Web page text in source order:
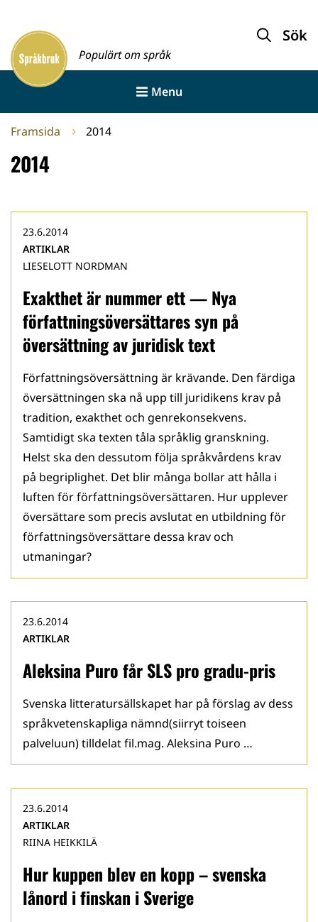
innehållet
Framsida
Populärt om språk
Sök
Menu
Framsida 2014
2014
Exakthet är nummer ett — Nya
författningsöversättares syn på
översättning av juridisk text
23.6.2014
ARTIKLAR
LIESELOTT NORDMAN
Författningsöversättning är krävande. Den färdiga
översättningen ska nå upp till juridikens krav på
tradition, exakthet och genrekonsekvens.
Samtidigt ska texten tåla språklig granskning.
Helst ska den dessutom följa språkvårdens krav
på begriplighet. Det blir många bollar att hålla i
luften för författningsöversättaren. Hur upplever
översättare som precis avslutat en utbildning för
författningsöversättare dessa krav och
utmaningar?
Aleksina Puro får SLS pro gradu-pris
23.6.2014
ARTIKLAR
Svenska litteratursällskapet har på förslag av dess
språkvetenskapliga nämnd(siirryt toiseen
palveluun) tilldelat fil.mag. Aleksina Puro …
Hur kuppen blev en kopp – svenska
lånord i finskan i Sverige
23.6.2014
ARTIKLAR
RIINA HEIKKILÄ